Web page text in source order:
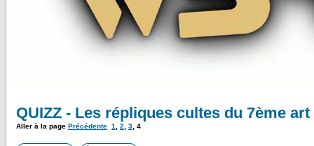
QUIZZ - Les répliques cultes du 7ème art
Aller à la page Précédente 1 2 3 4